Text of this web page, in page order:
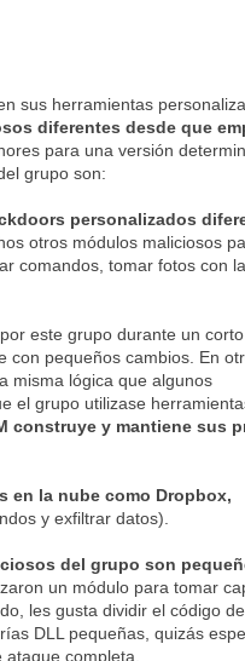
sus herramientas
diferentes desde que
para una versión
grupo son:
personalizados
otros módulos maliciosos
comandos, tomar fotos con
este grupo durante un
con pequeños cambios. En
misma lógica que algunos
el grupo utilizase
construye y mantiene sus
en la nube como Dropbox,
y exfiltrar datos).
del grupo son
un módulo para tomar
les gusta dividir el código
DLL pequeñas, quizás
completa.